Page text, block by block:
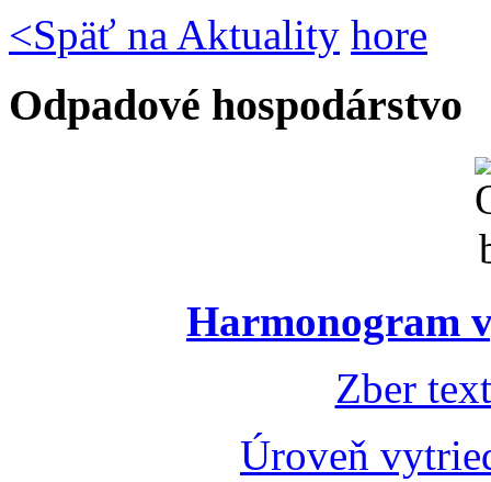
<Späť na Aktuality hore
Odpadové hospodárstvo
Harmonogram
Zber
Úroveň